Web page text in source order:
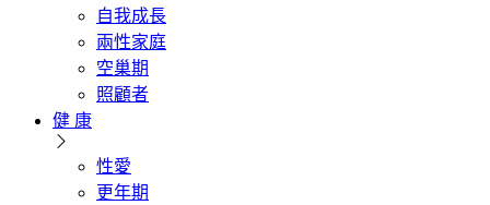
自我成長
兩性家庭
空巢期
照顧者
健 康
性愛
更年期